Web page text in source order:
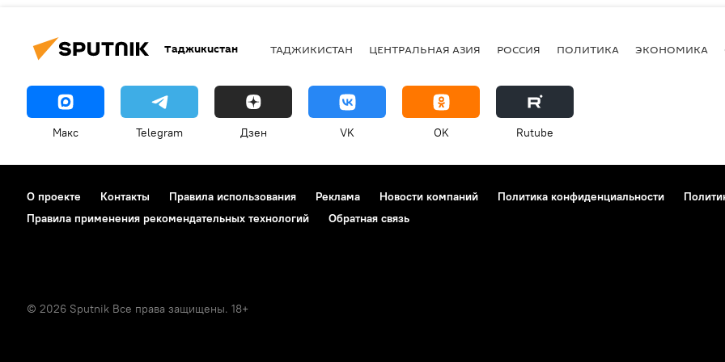
Таджикистан ТАДЖИКИСТАН ЦЕНТРАЛЬНАЯ АЗИЯ РОССИЯ ПОЛИТИКА ЭКОНОМИКА
Макс Telegram Дзен VK OK Rutube
О проекте Контакты Правила использования Реклама Новости компаний Политика конфиденциальности
Правила применения рекомендательных технологий
Обратная связь
© 2026 Sputnik Все права защищены. 18+